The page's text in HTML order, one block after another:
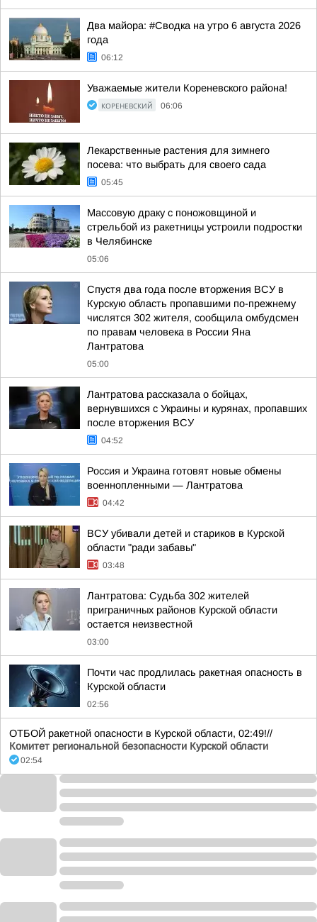
Два майора: #Сводка на утро 6 августа 2026
года
06:12
Уважаемые жители Кореневского района!
КОРЕНЕВСКИЙ 06:06
Лекарственные растения для зимнего
посева: что выбрать для своего сада
05:45
Массовую драку с поножовщиной и
стрельбой из ракетницы устроили подростки
в Челябинске
05:06
Спустя два года после вторжения ВСУ в
Курскую область пропавшими по-прежнему
числятся 302 жителя, сообщила омбудсмен
по правам человека в России Яна
Лантратова
05:00
Лантратова рассказала о бойцах,
вернувшихся с Украины и курянах, пропавших
после вторжения ВСУ
04:52
Россия и Украина готовят новые обмены
военнопленными — Лантратова
04:42
ВСУ убивали детей и стариков в Курской
области "ради забавы"
03:48
Лантратова: Судьба 302 жителей
приграничных районов Курской области
остается неизвестной
03:00
Почти час продлилась ракетная опасность в
Курской области
02:56
ОТБОЙ ракетной опасности в Курской области, 02:49!//
Комитет региональной безопасности Курской области
02:54